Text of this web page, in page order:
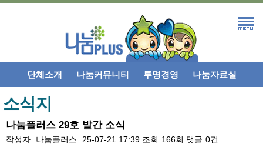
단체소개 나눔커뮤니티 투명경영 나눔자료실
소식지
나눔플러스 29호 발간 소식
작성자 나눔플러스 25-07-21 17:39 조회 166회 댓글 0건